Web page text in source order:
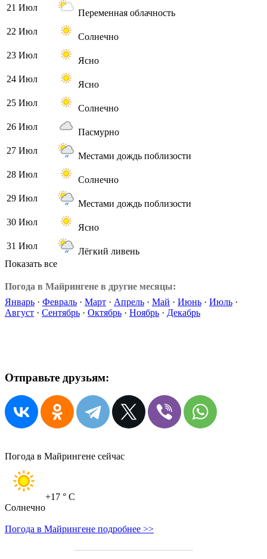
21 Июл
Переменная облачность
22 Июл
Солнечно
23 Июл
Ясно
24 Июл
Ясно
25 Июл
Солнечно
26 Июл
Пасмурно
27 Июл
Местами дождь поблизости
28 Июл
Солнечно
29 Июл
Местами дождь поблизости
30 Июл
Ясно
31 Июл
Лёгкий ливень
Показать все
Погода в Майрингене в другие месяцы:
Январь · Февраль · Март · Апрель · Май · Июнь · Июль ·
Август · Сентябрь · Октябрь · Ноябрь · Декабрь
Отправьте друзьям:
Погода в Майрингене сейчас
+17 ° C
Солнечно
Погода в Майрингене подробнее >>